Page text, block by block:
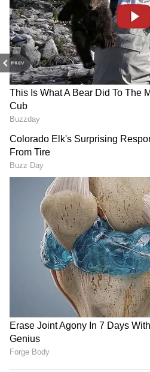
PREV
Image Credit :RushLane
சரிவை சந்தித்த
மஹிந்திரா
விற்பனையுடன்
முன்னேறியுள்ளது. இந்த
வருடாந்திர வளர்ச்சியைப்
செய்துள்ளது. மே மாதம்
செல்லிங் காராக இருந்த
ஃபிராங்க்ஸ், ஜூன் மாதம்
யூனிட்களை மட்டுமே
இடத்திற்கு சரிந்தது.
ஆண்டை விட இந்த மாடல்
வளர்ச்சியைப்
ஹூண்டாய் வென்யூ
விற்பனையுடன்
பிடித்தது. இது 57.13%
வளர்ச்சியாகும்.